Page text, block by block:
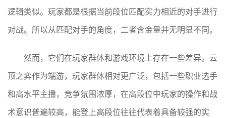
逻辑类似。玩家都是根据当前段位匹配实力相近的对手进行
对战。所以从匹配对手的角度，二者含金量并无明显不同。
然而，它们在玩家群体和游戏环境上存在一些差异。云
顶之弈作为端游，玩家群体相对更广泛，包括一些职业选手
和高水平主播，竞争氛围浓厚，在高段位中玩家的操作和战
术意识普遍较高，能登上高段位往往代表着具备较强的实